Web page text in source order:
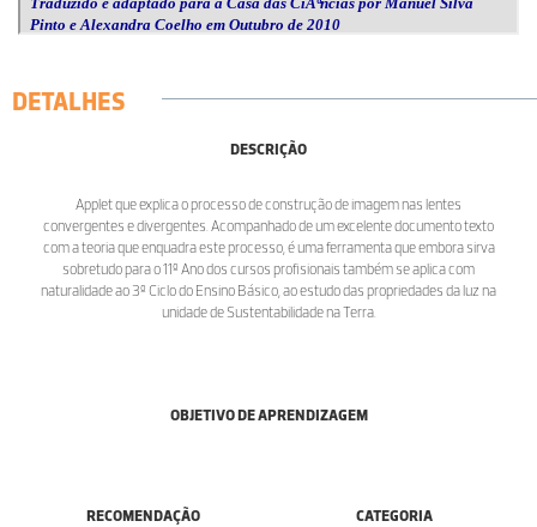
DETALHES
DESCRIÇÃO
Applet que explica o processo de construção de imagem nas lentes
convergentes e divergentes. Acompanhado de um excelente documento texto
com a teoria que enquadra este processo, é uma ferramenta que embora sirva
sobretudo para o 11º Ano dos cursos profisionais também se aplica com
naturalidade ao 3º Ciclo do Ensino Básico, ao estudo das propriedades da luz na
unidade de Sustentabilidade na Terra.
OBJETIVO DE APRENDIZAGEM
RECOMENDAÇÃO CATEGORIA